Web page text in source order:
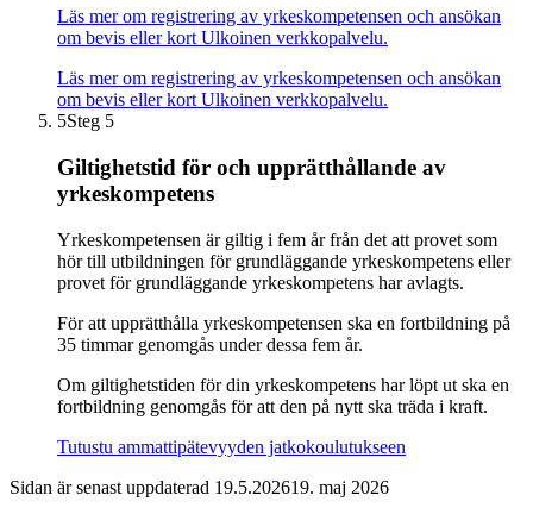
Läs mer om registrering av yrkeskompetensen och ansökan
om bevis eller kort Ulkoinen verkkopalvelu.
Läs mer om registrering av yrkeskompetensen och ansökan
om bevis eller kort Ulkoinen verkkopalvelu.
5Steg 5
Giltighetstid för och upprätthållande av
yrkeskompetens
Yrkeskompetensen är giltig i fem år från det att provet som
hör till utbildningen för grundläggande yrkeskompetens eller
provet för grundläggande yrkeskompetens har avlagts.
För att upprätthålla yrkeskompetensen ska en fortbildning på
35 timmar genomgås under dessa fem år.
Om giltighetstiden för din yrkeskompetens har löpt ut ska en
fortbildning genomgås för att den på nytt ska träda i kraft.
Tutustu ammattipätevyyden jatkokoulutukseen
Sidan är senast uppdaterad 19.5.202619. maj 2026